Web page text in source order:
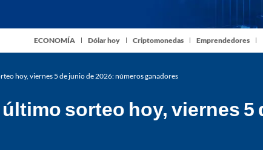
ECONOMÍA Dólar hoy Criptomonedas Emprendedores
hoy, viernes 5 de junio de 2026: números ganadores
sorteo hoy, viernes 5